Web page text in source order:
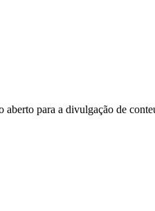
para a divulgação de